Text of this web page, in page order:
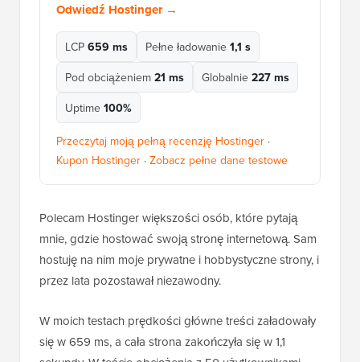
Odwiedź Hostinger →
LCP 659 ms Pełne ładowanie 1,1 s
Pod obciążeniem 21 ms Globalnie 227 ms
Uptime 100%
Przeczytaj moją pełną recenzję Hostinger ·
Kupon Hostinger · Zobacz pełne dane testowe
Polecam Hostinger większości osób, które pytają
mnie, gdzie hostować swoją stronę internetową. Sam
hostuję na nim moje prywatne i hobbystyczne strony, i
przez lata pozostawał niezawodny.
W moich testach prędkości główne treści załadowały
się w 659 ms, a cała strona zakończyła się w 1,1